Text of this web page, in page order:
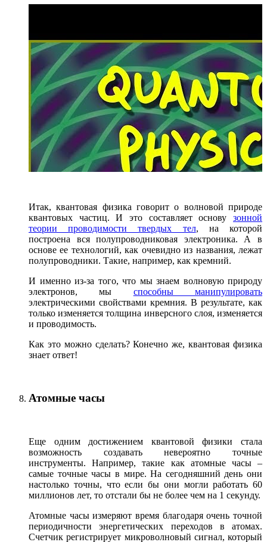
Итак, квантовая физика говорит о волновой природе
квантовых частиц. И это составляет основу зонной
теории проводимости твердых тел, на которой
построена вся полупроводниковая электроника. А в
основе ее технологий, как очевидно из названия, лежат
полупроводники. Такие, например, как кремний.
И именно из-за того, что мы знаем волновую природу
электронов, мы способны манипулировать
электрическими свойствами кремния. В результате, как
только изменяется толщина инверсного слоя, изменяется
и проводимость.
Как это можно сделать? Конечно же, квантовая физика
знает ответ!
Атомные часы
Еще одним достижением квантовой физики стала
возможность создавать невероятно точные
инструменты. Например, такие как атомные часы –
самые точные часы в мире. На сегодняшний день они
настолько точны, что если бы они могли работать 60
миллионов лет, то отстали бы не более чем на 1 секунду.
Атомные часы измеряют время благодаря очень точной
периодичности энергетических переходов в атомах.
Счетчик регистрирует микроволновый сигнал, который